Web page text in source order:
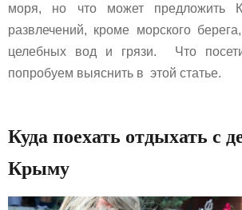
моря, но что может предложить
развлечений, кроме морского
целебных вод и грязи. Что
попробуем выяснить в этой статье.
Куда поехать отдыхать с
Крыму